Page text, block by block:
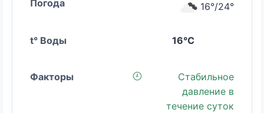
16°/24°
16°C
Стабильное
давление в
течение суток